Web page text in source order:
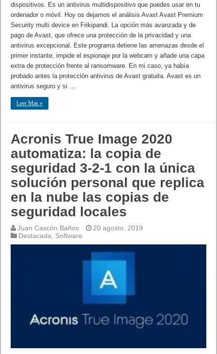
dispositivos. Es un antivirus multidispositivo que puedes usar en tu
ordenador o móvil. Hoy os dejamos el análisis Avast Avast Premium
Security multi device en Frikipandi. La opción más avanzada y de
pago de Avast, que ofrece una protección de la privacidad y una
antivirus excepcional. Este programa detiene las amenazas desde el
primer instante, impide el espionaje por la webcam y añade una capa
extra de protección frente al ransomware. En mi caso, ya había
probado antes la protección antivirus de Avast gratuita. Avast es un
antivirus seguro y si …
Leer Mas »
Acronis True Image 2020
automatiza: la copia de
seguridad 3-2-1 con la única
solución personal que replica
en la nube las copias de
seguridad locales
Juan Cascón Baños
20 agosto, 2019
Destacada
Software